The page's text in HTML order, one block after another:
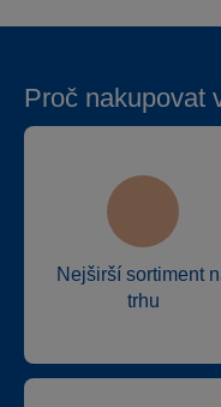
Proč nakupovat
Nejširší sortiment
trhu